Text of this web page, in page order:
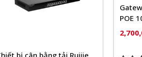
Gateway đa dịch vụ 5 cổng